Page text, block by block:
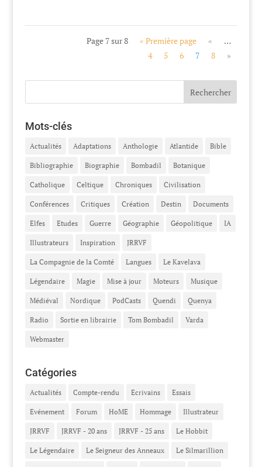
Page 7 sur 8 « Première page «
…
4
5 6 7 8 »
Mots-clés
Actualités Adaptations Anthologie Atlantide Bible
Bibliographie Biographie Bombadil Botanique
Catholique Celtique Chroniques Civilisation
Conférences Critiques Création Destin Documents
Elfes Etudes Guerre Géographie Géopolitique IA
Illustrateurs Inspiration JRRVF
La Compagnie de la Comté Langues Le Kavelava
Légendaire Magie Mise à jour Moteurs Musique
Médiéval Nordique PodCasts Quendi Quenya
Radio Sortie en librairie Tom Bombadil Varda
Webmaster
Catégories
Actualités Compte-rendu Ecrivains Essais
Evénement Forum HoME Hommage Illustrateur
JRRVF JRRVF - 20 ans JRRVF - 25 ans Le Hobbit
Le Légendaire Le Seigneur des Anneaux Le Silmarillion